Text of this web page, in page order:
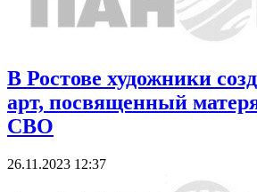
В Ростове художники
арт, посвященный
СВО
26.11.2023 12:37